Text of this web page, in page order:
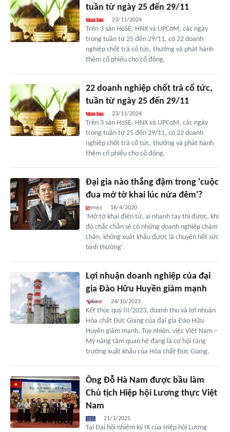
tuần từ ngày 25 đến 29/11
23/11/2024
Trên 3 sàn HoSE, HNX và UPCoM, các ngày
trong tuần từ 25 đến 29/11, có 22 doanh
nghiệp chốt trả cổ tức, thưởng và phát hành
thêm cổ phiếu cho cổ đông.
22 doanh nghiệp chốt trả cổ tức,
tuần từ ngày 25 đến 29/11
23/11/2024
Trên 3 sàn HoSE, HNX và UPCoM, các ngày
trong tuần từ 25 đến 29/11, có 22 doanh
nghiệp chốt trả cổ tức, thưởng và phát hành
thêm cổ phiếu cho cổ đông.
Đại gia nào thắng đậm trong 'cuộc
đua mở tờ khai lúc nửa đêm'?
16/4/2020
'Mở tờ khai điện tử, ai nhanh tay thì được, khi
đó chắc chắn sẽ có những doanh nghiệp chậm
chân, không xuất khẩu được là chuyện hết sức
bình thường'.
Lợi nhuận doanh nghiệp của đại
gia Đào Hữu Huyền giảm mạnh
24/10/2023
Kết thúc quý III/2023, doanh thu và lợi nhuận
Hóa chất Đức Giang của đại gia Đào Hữu
Huyền giảm mạnh. Tuy nhiên, việc Việt Nam –
Mỹ nâng tầm quan hệ đang là cơ hội tăng
trưởng xuất khẩu của Hóa chất Đức Giang.
Ông Đỗ Hà Nam được bầu làm
Chủ tịch Hiệp hội Lương thực Việt
Nam
21/3/2025
Tại Đại hội nhiệm kỳ IX của Hiệp hội Lương